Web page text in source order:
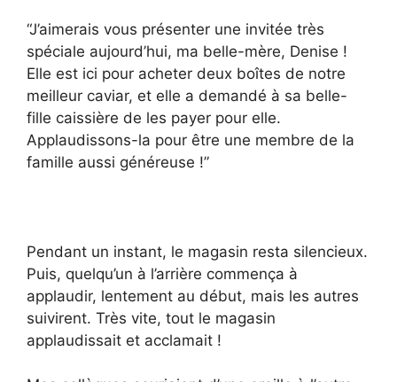
“J’aimerais vous présenter une invitée très
spéciale aujourd’hui, ma belle-mère, Denise !
Elle est ici pour acheter deux boîtes de notre
meilleur caviar, et elle a demandé à sa belle-
fille caissière de les payer pour elle.
Applaudissons-la pour être une membre de la
famille aussi généreuse !”
Pendant un instant, le magasin resta silencieux.
Puis, quelqu’un à l’arrière commença à
applaudir, lentement au début, mais les autres
suivirent. Très vite, tout le magasin
applaudissait et acclamait !